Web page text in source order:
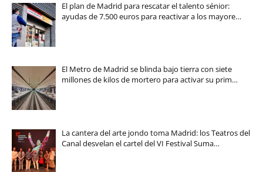
El plan de Madrid para rescatar el talento sénior:
ayudas de 7.500 euros para reactivar a los mayore…
El Metro de Madrid se blinda bajo tierra con siete
millones de kilos de mortero para activar su prim…
La cantera del arte jondo toma Madrid: los Teatros del
Canal desvelan el cartel del VI Festival Suma…